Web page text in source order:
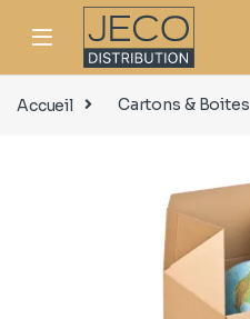
Accueil Cartons & Boites